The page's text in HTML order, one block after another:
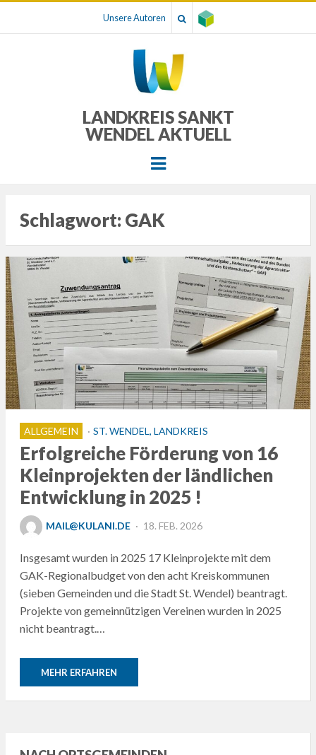
Unsere Autoren
LANDKREIS SANKT
WENDEL AKTUELL
Menu
Schlagwort: GAK
ALLGEMEIN ST. WENDEL, LANDKREIS
Erfolgreiche Förderung von 16
Kleinprojekten der ländlichen
Entwicklung in 2025 !
MAIL@KULANI.DE
POSTED
18. FEB. 2026
Insgesamt wurden in 2025 17 Kleinprojekte mit dem
GAK-Regionalbudget von den acht Kreiskommunen
(sieben Gemeinden und die Stadt St. Wendel) beantragt.
Projekte von gemeinnützigen Vereinen wurden in 2025
nicht beantragt.…
MEHR ERFAHREN